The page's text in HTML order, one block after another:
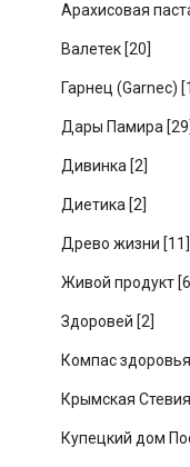
Арахисовая
Валетек [20]
Гарнец (Garnec)
Дары Памира [29]
Дивинка [2]
Диетика [2]
Древо жизни [11]
Живой продукт
Здоровей [2]
Компас здоровья
Крымская Стевия
Купецкий дом